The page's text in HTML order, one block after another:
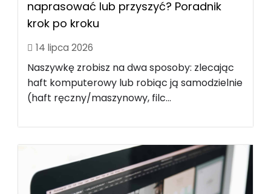
naprasować lub przyszyć? Poradnik
krok po kroku
14 lipca 2026
Naszywkę zrobisz na dwa sposoby: zlecając
haft komputerowy lub robiąc ją samodzielnie
(haft ręczny/maszynowy, filc...